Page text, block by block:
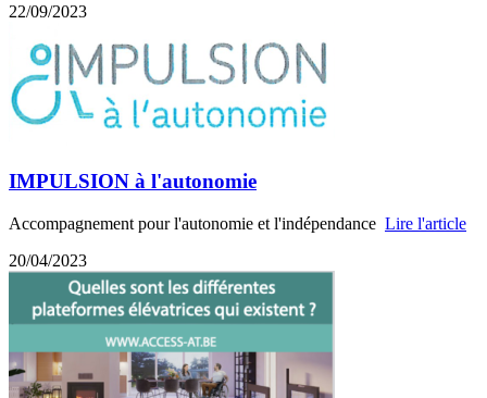
22/09/2023
IMPULSION à l'autonomie
Accompagnement pour l'autonomie et l'indépendance Lire l'article
20/04/2023